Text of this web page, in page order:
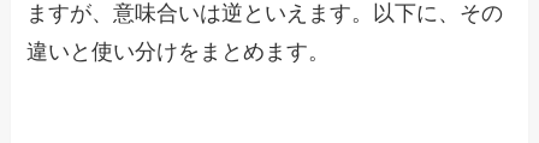
ますが、意味合いは逆といえます。以下に、その
違いと使い分けをまとめます。